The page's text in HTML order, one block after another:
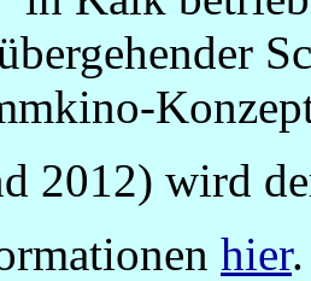
2012) wird
hier.